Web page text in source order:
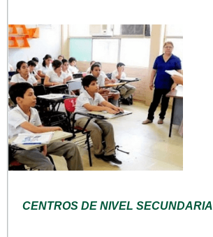
CENTROS DE NIVEL SECUNDARIA